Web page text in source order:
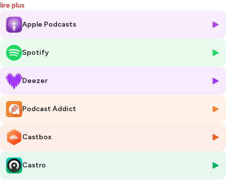
posthume d'une infatiguable cuisinière !
Hébergé par Ausha. Visitez
lire plus
Apple Podcasts
Spotify
Deezer
Podcast Addict
Castbox
Castro